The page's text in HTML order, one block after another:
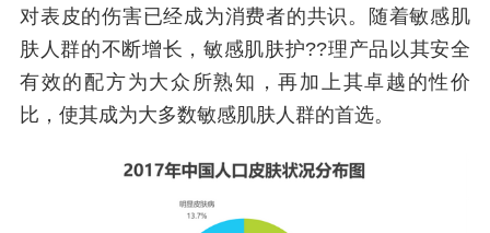
对表皮的伤害已经成为消费者的共识。随着敏感肌
肤人群的不断增长，敏感肌肤护??理产品以其安全
有效的配方为大众所熟知，再加上其卓越的性价
比，使其成为大多数敏感肌肤人群的首选。